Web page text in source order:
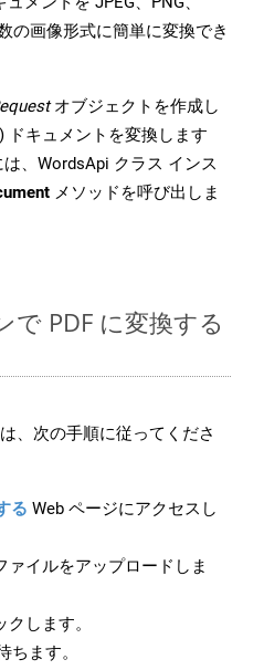
の画像形式に簡単に変換でき
オブジェクトを作成し
ドキュメントを変換します
、WordsApi クラス インス
メソッドを呼び出しま
で PDF に変換する
、次の手順に従ってくださ
る Web ページにアクセスし
ァイルをアップロードしま
します。
ちます。